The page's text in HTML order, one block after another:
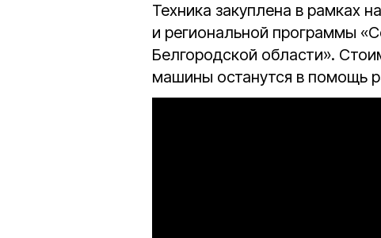
Техника закуплена в рамках
и региональной программы
Белгородской области».
машины останутся в помощь